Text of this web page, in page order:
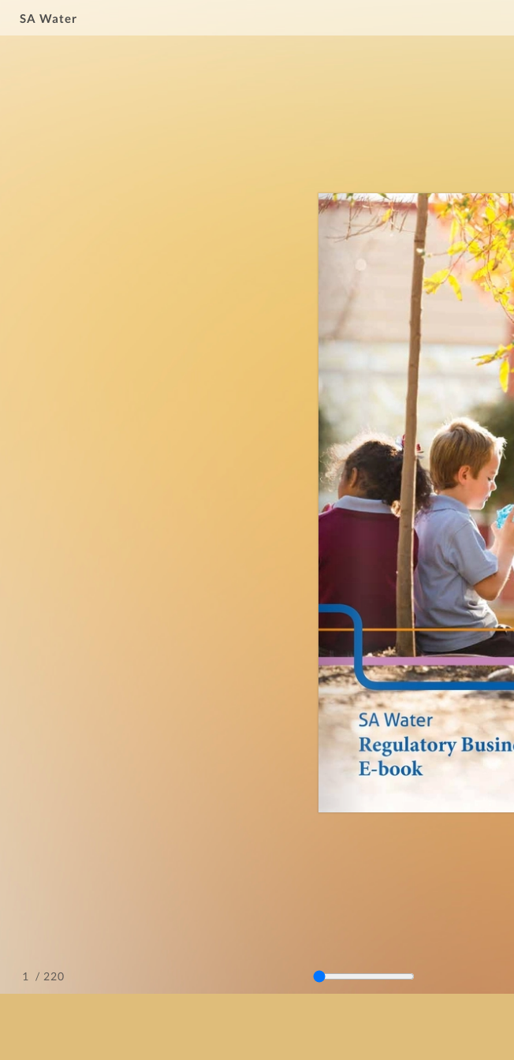
SA Water
/ 220